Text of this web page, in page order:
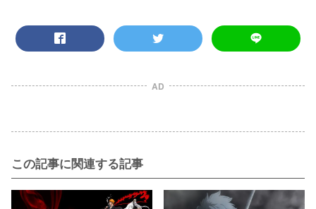
AD
この記事に関連する記事